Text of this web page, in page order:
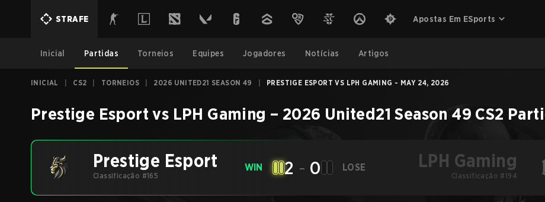
STRAFE Apostas Em ESports
Inicial Partidas Torneios Equipes Jogadores Notícias Artigos
INICIAL CS2 TORNEIOS 2026 UNITED21 SEASON 49 PRESTIGE ESPORT VS LPH GAMING - MAY 24, 2026
Prestige Esport vs LPH Gaming – 2026 United21 Season 49 CS2
Prestige Esport
Classificação #165
WIN 2 - 0 LOSE LPH Gaming
Classificação #194